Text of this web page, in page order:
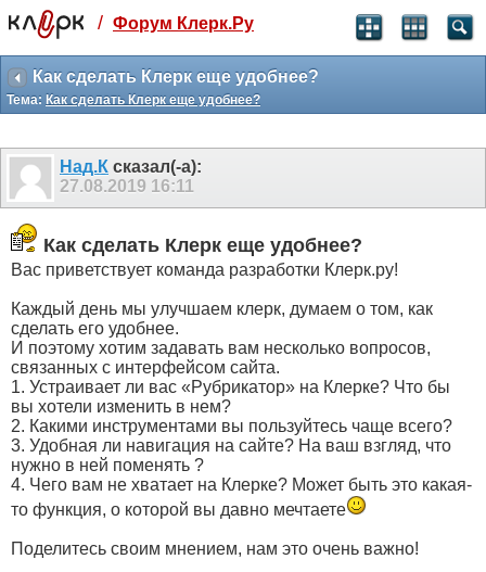
Святые угодники, Клерк без рекламы
прекрасен:)
месяц
3 месяца
259
₽
-10%
499 ₽
-15%
Отмена Оплатить
/ Форум Клерк.Ру
Как сделать Клерк еще удобнее?
Тема: Как сделать Клерк еще удобнее?
Над.К сказал(-а):
27.08.2019 16:11
Как сделать Клерк еще удобнее?
Вас приветствует команда разработки Клерк.ру!
Каждый день мы улучшаем клерк, думаем о том, как
сделать его удобнее.
И поэтому хотим задавать вам несколько вопросов,
связанных с интерфейсом сайта.
1. Устраивает ли вас «Рубрикатор» на Клерке? Что бы
вы хотели изменить в нем?
2. Какими инструментами вы пользуйтесь чаще всего?
3. Удобная ли навигация на сайте? На ваш взгляд, что
нужно в ней поменять ?
4. Чего вам не хватает на Клерке? Может быть это какая-
то функция, о которой вы давно мечтаете
Поделитесь своим мнением, нам это очень важно!